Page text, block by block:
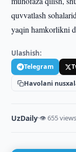
quvvatlash
yaqin hamkorlikni
Ulashish:
Telegram
Havolani
UzDaily·👁 655 views